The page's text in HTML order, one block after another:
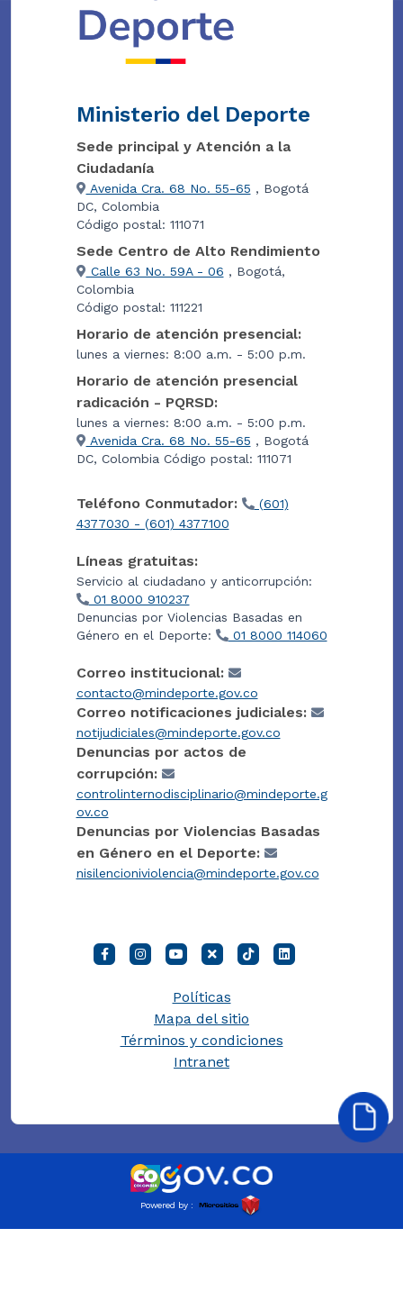
Ministerio del Deporte
Sede principal y Atención a la
Ciudadanía
Avenida Cra. 68 No. 55-65 , Bogotá
DC, Colombia
Código postal: 111071
Sede Centro de Alto Rendimiento
Calle 63 No. 59A - 06 , Bogotá,
Colombia
Código postal: 111221
Horario de atención presencial:
lunes a viernes: 8:00 a.m. - 5:00 p.m.
Horario de atención presencial
radicación - PQRSD:
lunes a viernes: 8:00 a.m. - 5:00 p.m.
Avenida Cra. 68 No. 55-65 , Bogotá
DC, Colombia Código postal: 111071
Teléfono Conmutador:
(601)
4377030 - (601) 4377100
Líneas gratuitas:
Servicio al ciudadano y anticorrupción:
01 8000 910237
Denuncias por Violencias Basadas en
Género en el Deporte:
01 8000 114060
Correo institucional:
contacto@mindeporte.gov.co
Correo notificaciones judiciales:
notijudiciales@mindeporte.gov.co
Denuncias por actos de
corrupción:
controlinternodisciplinario@mindeporte.g
ov.co
Denuncias por Violencias Basadas
en Género en el Deporte:
nisilencioniviolencia@mindeporte.gov.co
Políticas
Mapa del sitio
Términos y condiciones
Intranet
Powered by :